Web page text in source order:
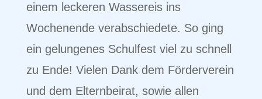
einem leckeren Wassereis ins
Wochenende verabschiedete. So ging
ein gelungenes Schulfest viel zu schnell
zu Ende! Vielen Dank dem Förderverein
und dem Elternbeirat, sowie allen